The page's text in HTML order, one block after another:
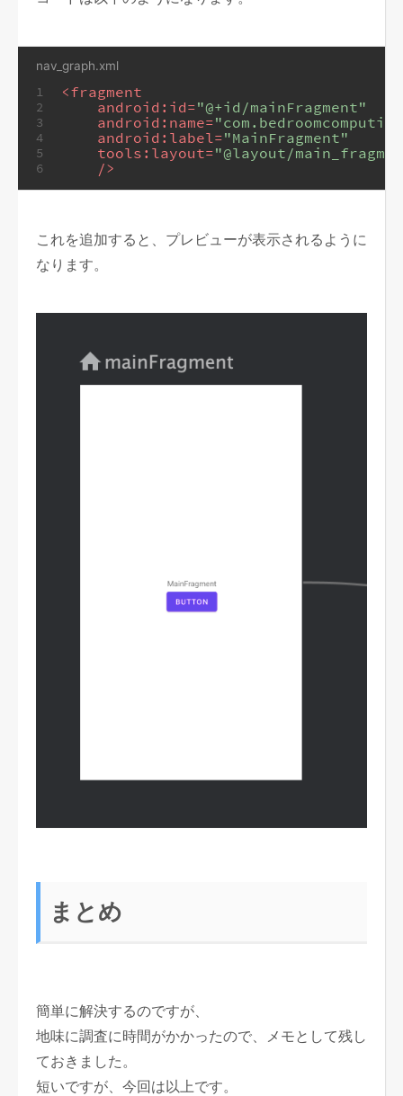
nav_graph.xml
1
2
3
4
5
6
<fragment
android:id="@+id/mainFragment"
android:name=
android:label="MainFragment"
tools:layout="@layout/
    />
これを追加すると、プレビューが表示されるように
なります。
まとめ
簡単に解決するのですが、
地味に調査に時間がかかったので、メモとして残し
ておきました。
短いですが、今回は以上です。